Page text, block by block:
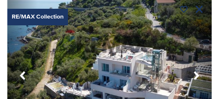
RE/MAX Collection